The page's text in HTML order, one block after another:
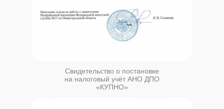
Свидетельство о постановке
на налоговый учёт АНО ДПО
«КУПНО»